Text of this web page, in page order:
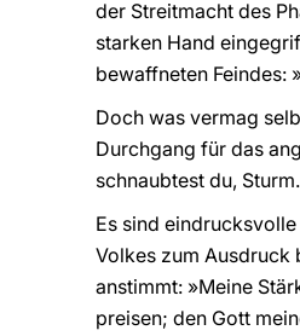
der Streitmacht des
starken Hand
bewaffneten Feindes:
Doch was vermag
Durchgang für das
schnaubtest du,
Es sind
Volkes zum Ausdruck
anstimmt: »Meine
preisen; den Gott